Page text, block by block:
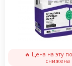
🔥 Цена на эту
снижена